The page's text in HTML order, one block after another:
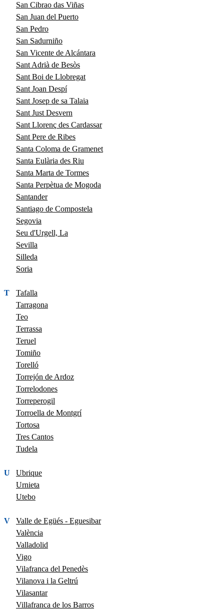
San Cibrao das Viñas
San Juan del Puerto
San Pedro
San Sadurniño
San Vicente de Alcántara
Sant Adrià de Besòs
Sant Boi de Llobregat
Sant Joan Despí
Sant Josep de sa Talaia
Sant Just Desvern
Sant Llorenç des Cardassar
Sant Pere de Ribes
Santa Coloma de Gramenet
Santa Eulària des Riu
Santa Marta de Tormes
Santa Perpètua de Mogoda
Santander
Santiago de Compostela
Segovia
Seu d'Urgell, La
Sevilla
Silleda
Soria
T
Tafalla
Tarragona
Teo
Terrassa
Teruel
Tomiño
Torelló
Torrejón de Ardoz
Torrelodones
Torreperogil
Torroella de Montgrí
Tortosa
Tres Cantos
Tudela
U
Ubrique
Urnieta
Utebo
V
Valle de Egüés - Eguesibar
València
Valladolid
Vigo
Vilafranca del Penedès
Vilanova i la Geltrú
Vilasantar
Villafranca de los Barros